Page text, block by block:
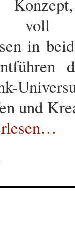
voll
in
und